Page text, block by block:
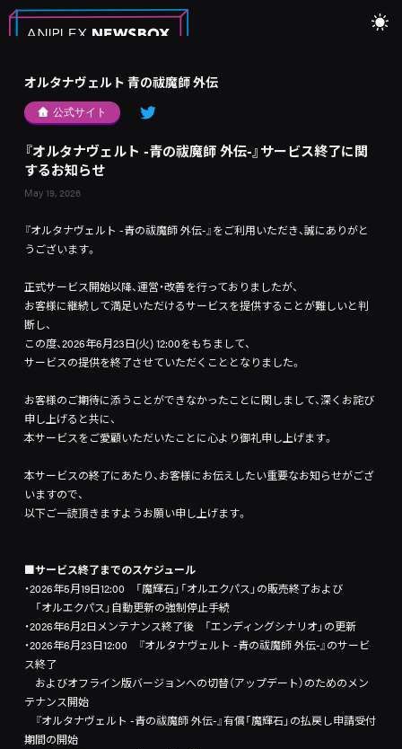
オルタナヴェルト 青の祓魔師 外伝
公式サイト
『オルタナヴェルト -青の祓魔師 外伝-』サービス終了に関
するお知らせ
May 19, 2026
『オルタナヴェルト -青の祓魔師 外伝-』をご利用いただき、誠にありがと
うございます。
正式サービス開始以降、運営・改善を行っておりましたが、
お客様に継続して満足いただけるサービスを提供することが難しいと判
断し、
この度、2026年6月23日(火) 12:00をもちまして、
サービスの提供を終了させていただくこととなりました。
お客様のご期待に添うことができなかったことに関しまして、深くお詫び
申し上げると共に、
本サービスをご愛顧いただいたことに心より御礼申し上げます。
本サービスの終了にあたり、お客様にお伝えしたい重要なお知らせがござ
いますので、
以下ご一読頂きますようお願い申し上げます。
■サービス終了までのスケジュール
・2026年5月19日12:00 「魔輝石」「オルエクパス」の販売終了および
「オルエクパス」自動更新の強制停止手続
・2026年6月2日メンテナンス終了後 「エンディングシナリオ」の更新
・2026年6月23日12:00 『オルタナヴェルト -青の祓魔師 外伝-』のサービ
ス終了
およびオフライン版バージョンへの切替（アップデート）のためのメン
テナンス開始
『オルタナヴェルト -青の祓魔師 外伝-』有償「魔輝石」の払戻し申請受付
期間の開始